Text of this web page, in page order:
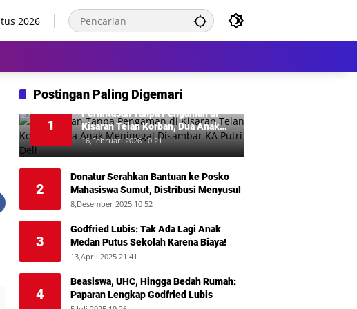
2026
Postingan Paling Digemari
1
Perlintasan Tanpa Pengaman di
Kisaran Telan Korban, Dua Anak
Meninggal Disambar KA Putri Deli
16,Februari 2026 10 21
2
Donatur Serahkan Bantuan ke Posko
Mahasiswa Sumut, Distribusi Menyusul
8,Desember 2025 10 52
3
Godfried Lubis: Tak Ada Lagi Anak
Medan Putus Sekolah Karena Biaya!
13,April 2025 21 41
4
Beasiswa, UHC, Hingga Bedah Rumah:
Paparan Lengkap Godfried Lubis